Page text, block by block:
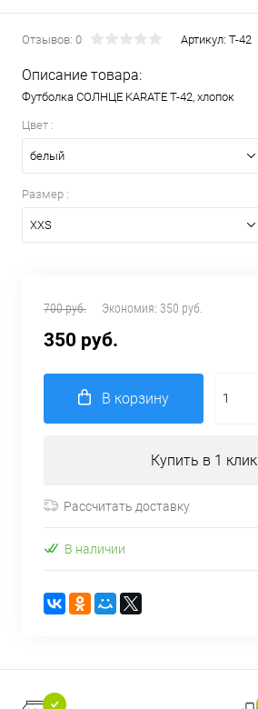
Отзывов: 0 Артикул: T-42
Описание товара:
Футболка СОЛНЦЕ KARATE T-42, хлопок
Цвет :
белый
Размер :
XXS
700 руб. Экономия: 350 руб.
350 руб.
В корзину
Купить в 1 клик
Рассчитать доставку
В наличии